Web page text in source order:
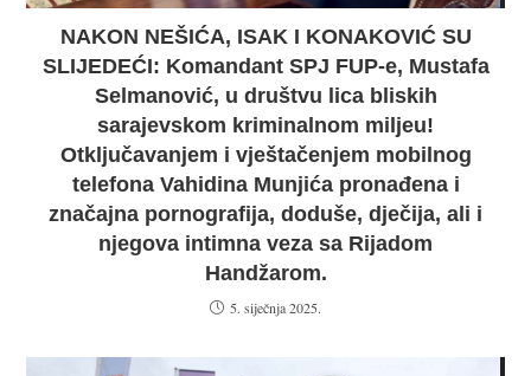
NAKON NEŠIĆA, ISAK I KONAKOVIĆ SU
SLIJEDEĆI: Komandant SPJ FUP-e, Mustafa
Selmanović, u društvu lica bliskih
sarajevskom kriminalnom miljeu!
Otključavanjem i vještačenjem mobilnog
telefona Vahidina Munjića pronađena i
značajna pornografija, doduše, dječija, ali i
njegova intimna veza sa Rijadom
Handžarom.
5. siječnja 2025.